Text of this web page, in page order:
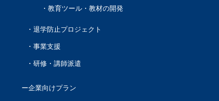
教育ツール・教材の開発
退学防止プロジェクト
事業支援
研修・講師派遣
企業向けプラン